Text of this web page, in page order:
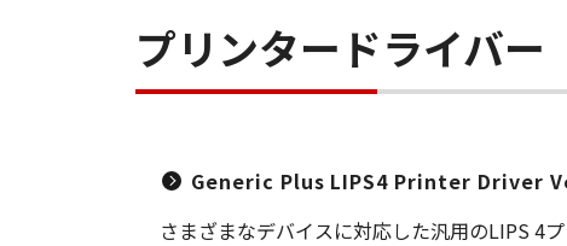
プリンタードライバー
Generic Plus LIPS4 Printer Driver
さまざまなデバイスに対応した汎用のLIPS 4